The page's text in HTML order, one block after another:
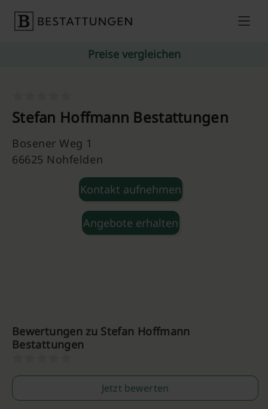
Preise vergleichen
Stefan Hoffmann Bestattungen
Bosener Weg 1
66625 Nohfelden
Kontakt aufnehmen
Angebote erhalten
Bewertungen zu Stefan Hoffmann
Bestattungen
Jetzt bewerten